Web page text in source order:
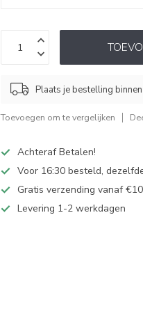
Plaats je bestelling binnen
Toevoegen om te vergelijken
Achteraf Betalen!
Voor 16:30 besteld,
Gratis verzending vanaf
Levering 1-2 werkdagen